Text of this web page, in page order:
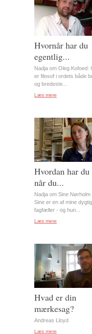
Hvornår har du
egentlig...
Nadja om Oleg Kofoed:
er filosof i ordets både
og bredeste...
Læs mere
Hvordan har du
når du...
Nadja om Sine
Sine er en af mine
fagfæller - og hun...
Læs mere
Hvad er din
mærkesag?
Andreas Lloyd
Læs mere